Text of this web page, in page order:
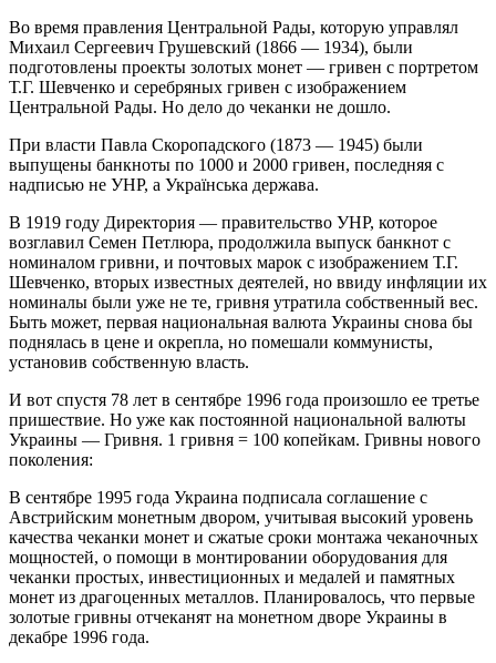
Во время правления Центральной Рады, которую управлял
Михаил Сергеевич Грушевский (1866 — 1934), были
подготовлены проекты золотых монет — гривен с портретом
Т.Г. Шевченко и серебряных гривен с изображением
Центральной Рады. Но дело до чеканки не дошло.
При власти Павла Скоропадского (1873 — 1945) были
выпущены банкноты по 1000 и 2000 гривен, последняя с
надписью не УНР, а Українська держава.
В 1919 году Директория — правительство УНР, которое
возглавил Семен Петлюра, продолжила выпуск банкнот с
номиналом гривни, и почтовых марок с изображением Т.Г.
Шевченко, вторых известных деятелей, но ввиду инфляции их
номиналы были уже не те, гривня утратила собственный вес.
Быть может, первая национальная валюта Украины снова бы
поднялась в цене и окрепла, но помешали коммунисты,
установив собственную власть.
И вот спустя 78 лет в сентябре 1996 года произошло ее третье
пришествие. Но уже как постоянной национальной валюты
Украины — Гривня. 1 гривня = 100 копейкам. Гривны нового
поколения:
В сентябре 1995 года Украина подписала соглашение с
Австрийским монетным двором, учитывая высокий уровень
качества чеканки монет и сжатые сроки монтажа чеканочных
мощностей, о помощи в монтировании оборудования для
чеканки простых, инвестиционных и медалей и памятных
монет из драгоценных металлов. Планировалось, что первые
золотые гривны отчеканят на монетном дворе Украины в
декабре 1996 года.